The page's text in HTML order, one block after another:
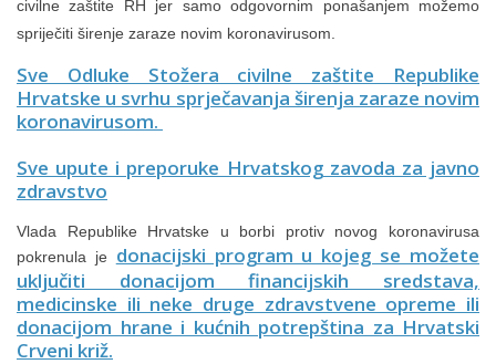
civilne zaštite RH jer samo odgovornim ponašanjem možemo
spriječiti širenje zaraze novim koronavirusom.
Sve Odluke Stožera civilne zaštite Republike
Hrvatske u svrhu sprječavanja širenja zaraze novim
koronavirusom.
Sve upute i preporuke Hrvatskog zavoda za javno
zdravstvo
Vlada Republike Hrvatske u borbi protiv novog koronavirusa
pokrenula je donacijski program u kojeg se možete
uključiti donacijom financijskih sredstava,
medicinske ili neke druge zdravstvene opreme ili
donacijom hrane i kućnih potrepština za Hrvatski
Crveni križ.